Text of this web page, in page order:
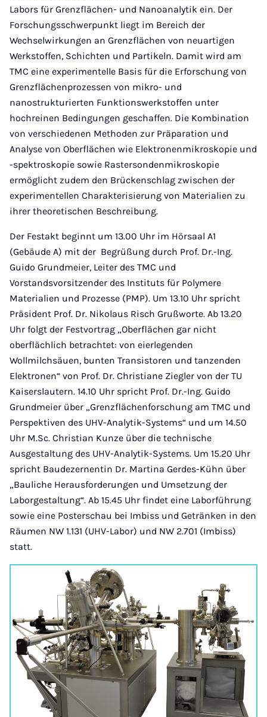
Labors für Grenzflächen- und Nanoanalytik ein. Der
Forschungsschwerpunkt liegt im Bereich der
Wechselwirkungen an Grenzflächen von neuartigen
Werkstoffen, Schichten und Partikeln. Damit wird am
TMC eine experimentelle Basis für die Erforschung von
Grenzflächenprozessen von mikro- und
nanostrukturierten Funktionswerkstoffen unter
hochreinen Bedingungen geschaffen. Die Kombination
von verschiedenen Methoden zur Präparation und
Analyse von Oberflächen wie Elektronenmikroskopie und
-spektroskopie sowie Rastersondenmikroskopie
ermöglicht zudem den Brückenschlag zwischen der
experimentellen Charakterisierung von Materialien zu
ihrer theoretischen Beschreibung.
Der Festakt beginnt um 13.00 Uhr im Hörsaal A1
(Gebäude A) mit der Begrüßung durch Prof. Dr.-Ing.
Guido Grundmeier, Leiter des TMC und
Vorstandsvorsitzender des Instituts für Polymere
Materialien und Prozesse (PMP). Um 13.10 Uhr spricht
Präsident Prof. Dr. Nikolaus Risch Grußworte. Ab 13.20
Uhr folgt der Festvortrag „Oberflächen gar nicht
oberflächlich betrachtet: von eierlegenden
Wollmilchsäuen, bunten Transistoren und tanzenden
Elektronen“ von Prof. Dr. Christiane Ziegler von der TU
Kaiserslautern. 14.10 Uhr spricht Prof. Dr.-Ing. Guido
Grundmeier über „Grenzflächenforschung am TMC und
Perspektiven des UHV-Analytik-Systems“ und um 14.50
Uhr M.Sc. Christian Kunze über die technische
Ausgestaltung des UHV-Analytik-Systems. Um 15.20 Uhr
spricht Baudezernentin Dr. Martina Gerdes-Kühn über
„Bauliche Herausforderungen und Umsetzung der
Laborgestaltung“. Ab 15.45 Uhr findet eine Laborführung
sowie eine Posterschau bei Imbiss und Getränken in den
Räumen NW 1.131 (UHV-Labor) und NW 2.701 (Imbiss)
statt.